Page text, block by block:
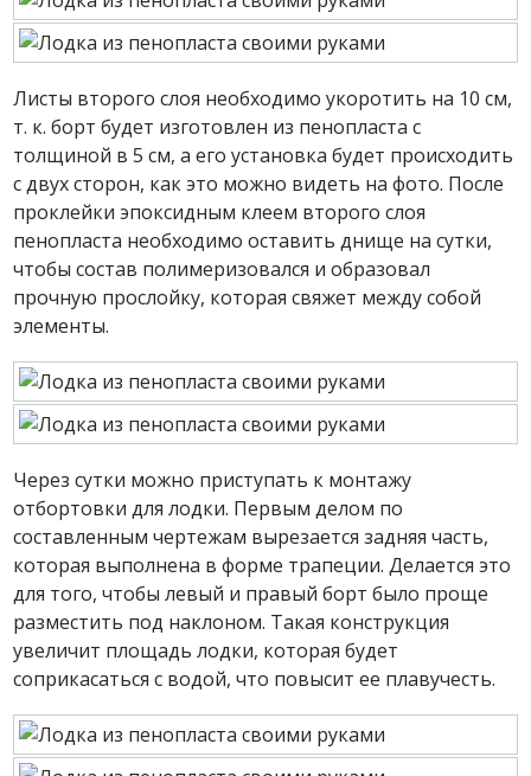
Листы второго слоя необходимо укоротить на 10 см,
т. к. борт будет изготовлен из пенопласта с
толщиной в 5 см, а его установка будет происходить
с двух сторон, как это можно видеть на фото. После
проклейки эпоксидным клеем второго слоя
пенопласта необходимо оставить днище на сутки,
чтобы состав полимеризовался и образовал
прочную прослойку, которая свяжет между собой
элементы.
Через сутки можно приступать к монтажу
отбортовки для лодки. Первым делом по
составленным чертежам вырезается задняя часть,
которая выполнена в форме трапеции. Делается это
для того, чтобы левый и правый борт было проще
разместить под наклоном. Такая конструкция
увеличит площадь лодки, которая будет
соприкасаться с водой, что повысит ее плавучесть.